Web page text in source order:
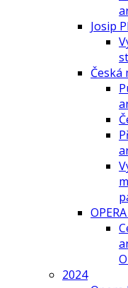
Josip
2024